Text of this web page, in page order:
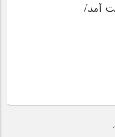
آمد/